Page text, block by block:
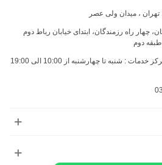
تهران ، میدان ولی عصر
چهار راه رزمندگان، ابتدای خیابان رباط دوم
دوم
ساعات پاسخگویی تلفنی و مرکز خدمات : شنبه تا چهارشنبه از 10:00 الی 19:00